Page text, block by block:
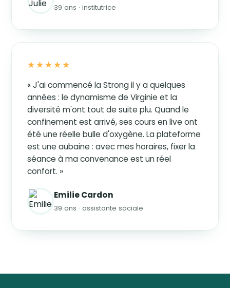
39 ans · institutrice
★★★★★
« J'ai commencé la Strong il y a quelques
années : le dynamisme de Virginie et la
diversité m'ont tout de suite plu. Quand le
confinement est arrivé, ses cours en live ont
été une réelle bulle d'oxygène. La plateforme
est une aubaine : avec mes horaires, fixer la
séance à ma convenance est un réel
confort. »
Emilie Cardon
39 ans · assistante sociale